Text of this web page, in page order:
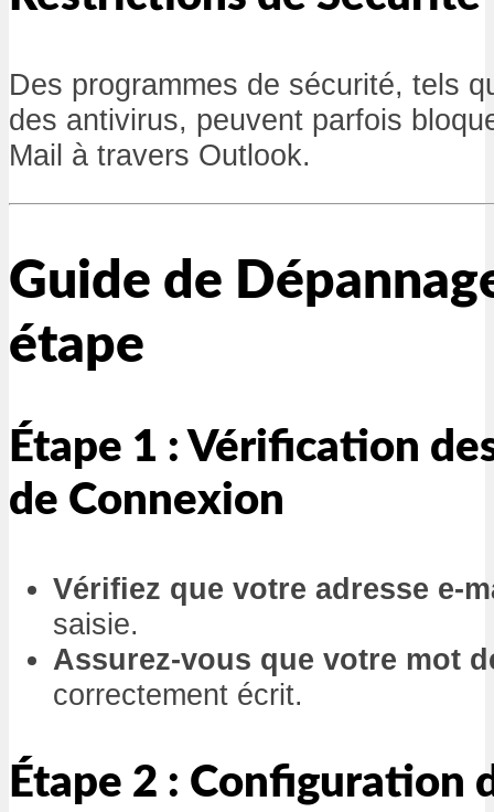
Des programmes de sécurité, tels
des antivirus, peuvent parfois
Mail à travers Outlook.
Guide de
étape
Étape 1 : Vérification
de Connexion
Vérifiez que votre adresse e-
saisie.
Assurez-vous que votre mot
correctement écrit.
Étape 2 : Configuration